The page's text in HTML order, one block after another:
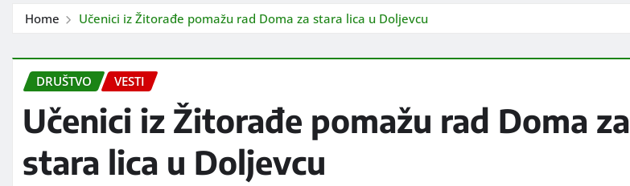
Home Učenici iz Žitorađe pomažu rad Doma za stara lica u Doljevcu
DRUŠTVO VESTI
Učenici iz Žitorađe pomažu rad Doma za
stara lica u Doljevcu